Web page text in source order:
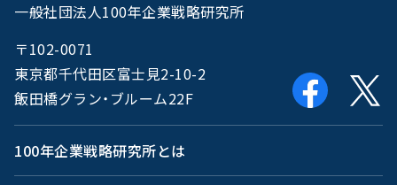
一般社団法人100年企業戦略研究所
〒102-0071
東京都千代田区富士見2-10-2
飯田橋グラン・ブルーム22F
100年企業戦略研究所とは